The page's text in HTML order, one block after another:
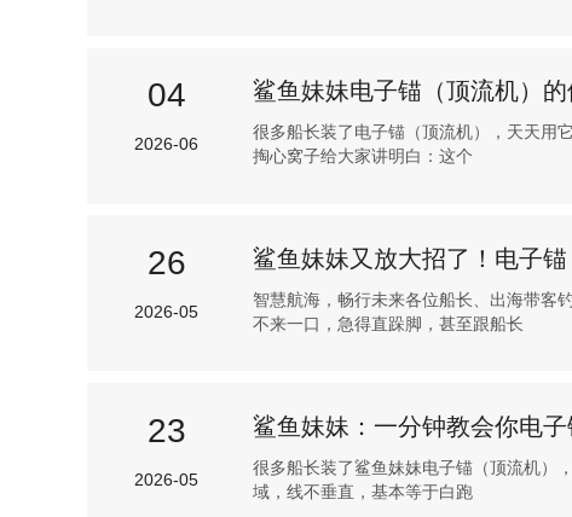
04
2026-06
鲨鱼妹妹电子锚（顶流机）的
很多船长装了电子锚（顶流机），天天用
掏心窝子给大家讲明白：这个
26
2026-05
鲨鱼妹妹又放大招了！电子
智慧航海，畅行未来各位船长、出海带客
不来一口，急得直跺脚，甚至跟船长
23
2026-05
鲨鱼妹妹：一分钟教会你电
很多船长装了鲨鱼妹妹电子锚（顶流机）
域，线不垂直，基本等于白跑